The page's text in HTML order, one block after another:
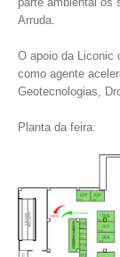
Arruda.
O apoio da Liconic
como agente
Geotecnologias,
Planta da feira: